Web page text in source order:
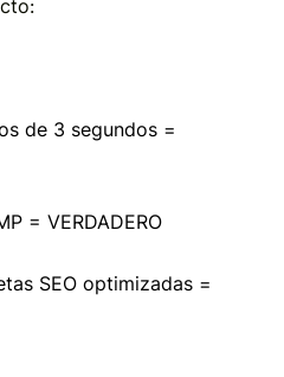
de 3 segundos =
= VERDADERO
SEO optimizadas =